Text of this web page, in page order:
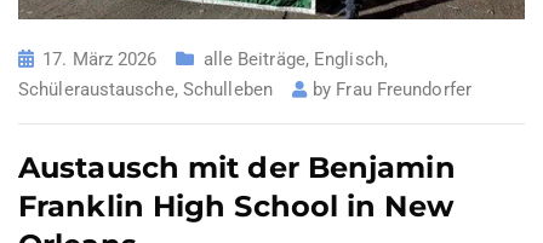
17. März 2026 alle Beiträge, Englisch,
Schüleraustausche, Schulleben by Frau Freundorfer
Austausch mit der Benjamin
Franklin High School in New